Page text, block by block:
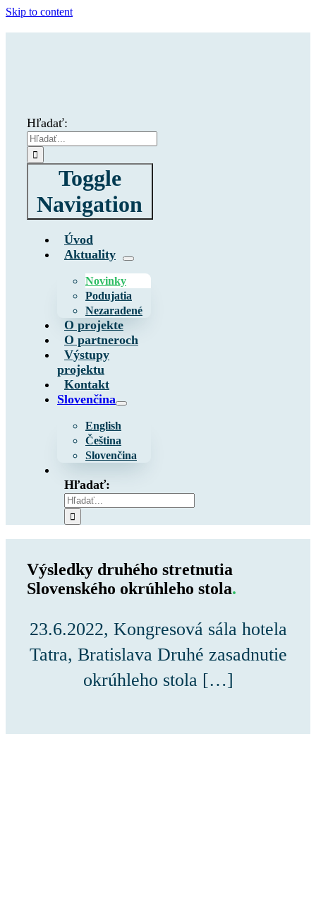
Skip to content
Hľadať:
Toggle
Navigation
Úvod
Aktuality
Novinky
Podujatia
Nezaradené
O projekte
O partneroch
Výstupy
projektu
Kontakt
Slovenčina
English
Čeština
Slovenčina
Hľadať:
Výsledky druhého stretnutia
Slovenského okrúhleho stola.
23.6.2022, Kongresová sála hotela
Tatra, Bratislava Druhé zasadnutie
okrúhleho stola […]